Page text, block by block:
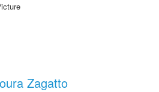
Zagatto